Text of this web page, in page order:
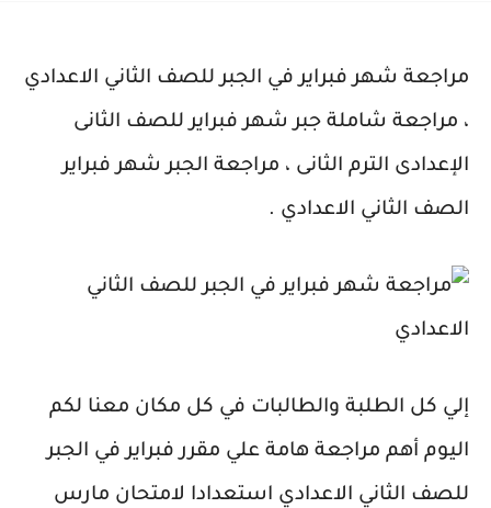
مراجعة شهر فبراير في الجبر للصف الثاني الاعدادي
، مراجعة شاملة جبر شهر فبراير للصف الثانى
الإعدادى الترم الثانى ، مراجعة الجبر شهر فبراير
الصف الثاني الاعدادي .
إلي كل الطلبة والطالبات في كل مكان معنا لكم
اليوم أهم مراجعة هامة علي مقرر فبراير في الجبر
للصف الثاني الاعدادي استعدادا لامتحان مارس